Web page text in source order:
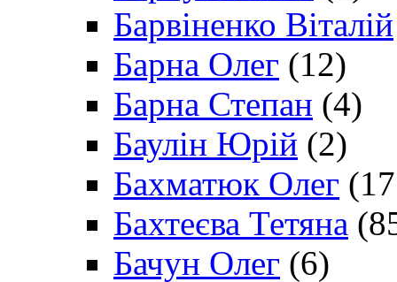
Барвіненко Віталій
Барна Олег (12)
Барна Степан (4)
Баулін Юрій (2)
Бахматюк Олег
Бахтеєва Тетяна
Бачун Олег (6)